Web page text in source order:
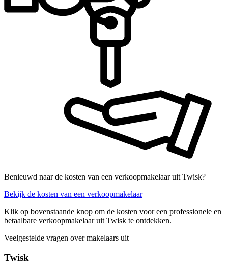
Benieuwd naar de kosten van een verkoopmakelaar uit Twisk?
Bekijk de kosten van een verkoopmakelaar
Klik op bovenstaande knop om de kosten voor een professionele en
betaalbare verkoopmakelaar uit Twisk te ontdekken.
Veelgestelde vragen over makelaars uit
Twisk